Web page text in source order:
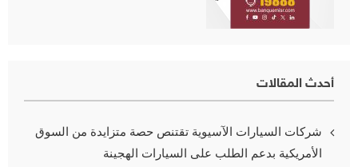
أحدث المقالات
شركات السيارات الآسيوية تقتنص حصة متزايدة من السوق
الأمريكية بدعم الطلب على السيارات الهجينة